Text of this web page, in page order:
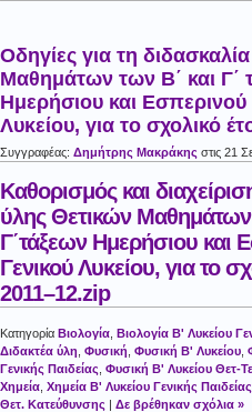
Οδηγίες για τη
Μαθημάτων των Β΄ και Γ΄
Ημερήσιου και Εσπερινού
Λυκείου, για το σχολικό
Συγγραφέας: Δημήτρης Μακράκης στις 21
Καθορισμός και
ύλης Θετικών Μαθημάτων
Γ΄τάξεων Ημερήσιου και
Γενικού Λυκείου, για το
2011–12.zip
Κατηγορία Βιολογία Βιολογία Β' Λυκείου
Διδακτέα ύλη Φυσική Φυσική Β' Λυκείου
Γενικής Παιδείας Φυσική Β' Λυκείου Θετ-
Χημεία Χημεία Β' Λυκείου Γενικής Παιδείας
Θετ. Κατεύθυνσης | Δε βρέθηκαν σχόλια »